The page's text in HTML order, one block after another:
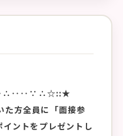
た方全員に「面接参
ントをプレゼントし